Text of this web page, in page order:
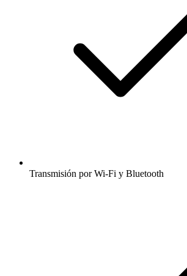
Transmisión por Wi-Fi y Bluetooth